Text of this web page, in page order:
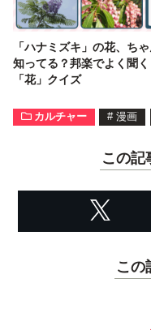
「ハナミズキ」の花、ち
知ってる？邦楽でよく聞く
「花」クイズ
カルチャー # 漫画
この記
この